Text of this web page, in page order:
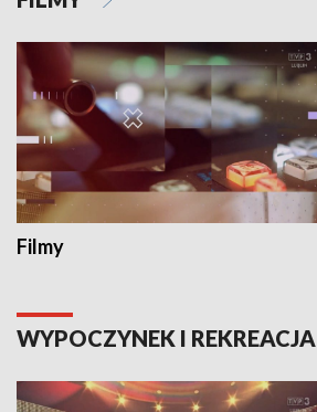
Filmy
WYPOCZYNEK I REKREACJA